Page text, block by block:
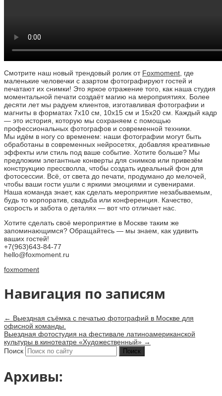
Смотрите наш новый трендовый ролик от Foxmoment , где
маленькие человечки с азартом фотографируют гостей и
печатают их снимки! Это яркое отражение того, как наша студия
моментальной печати создаёт магию на мероприятиях. Более
десяти лет мы радуем клиентов, изготавливая фотографии и
магниты в форматах 7х10 см, 10х15 см и 15х20 см. Каждый кадр
— это история, которую мы сохраняем с помощью
профессиональных фотографов и современной техники.
Мы идём в ногу со временем: наши фотографии могут быть
обработаны в современных нейросетях, добавляя креативные
эффекты или стиль под ваше событие. Хотите больше? Мы
предложим элегантные конверты для снимков или привезём
конструкцию прессволла, чтобы создать идеальный фон для
фотосессии. Всё, от света до печати, продумано до мелочей,
чтобы ваши гости ушли с яркими эмоциями и сувенирами.
Наша команда знает, как сделать мероприятие незабываемым,
будь то корпоратив, свадьба или конференция. Качество,
скорость и забота о деталях — вот что отличает нас.
Хотите сделать своё мероприятие в Москве таким же
запоминающимся? Обращайтесь — мы знаем, как удивить
ваших гостей!
+7(963)643-84-77
hello@foxmoment.ru
foxmoment
Навигация по записям
← Выездная съёмка с печатью фотографий в Москве для
офисной команды.
Выездная фотостудия на фестивале латиноамериканской
культуры в кинотеатре «Художественный» →
Поиск
Архивы: